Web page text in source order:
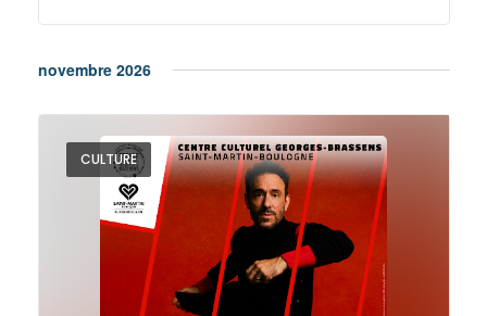
novembre 2026
CULTURE